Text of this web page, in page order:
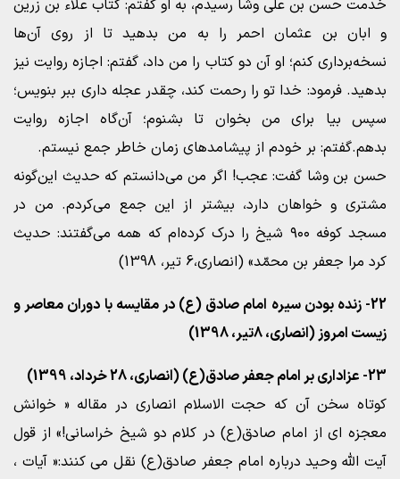
خدمت حسن بن علی وشا رسیدم، به او گفتم: کتاب علاء بن زرین
و ابان بن عثمان احمر را به من بدهید تا از روی آن‌ها
نسخه‌برداری کنم؛ او آن دو کتاب را من داد، گفتم: اجازه روایت نیز
بدهید. فرمود: خدا تو را رحمت کند، چقدر عجله داری ببر بنویس؛
سپس بیا برای من بخوان تا بشنوم؛ آن‌گاه اجازه روایت
بدهم.گفتم: بر خودم از پیشامدهای زمان خاطر جمع نیستم.
حسن بن وشا گفت: عجب! اگر من می‌دانستم که حدیث این‌گونه
مشتری و خواهان دارد، بیشتر از این جمع می‌کردم. من در
مسجد کوفه ۹۰۰ شیخ را درک کرده‌ام که همه می‌گفتند: حدیث
کرد مرا جعفر بن محمّد» (انصاری،6 تیر، 1398)
22- زنده بودن سیره امام صادق (ع) در مقایسه با دوران معاصر و
زیست امروز (انصاری، 8تیر، 1398)
23- عزاداری بر امام جعفر صادق(ع) (انصاری، 28 خرداد، 1399)
کوتاه سخن آن که حجت الاسلام انصاری در مقاله « خوانش
معجزه ای از امام صادق(ع) در کلام دو شیخ خراسانی!» از قول
آیت الله وحید درباره امام جعفر صادق(ع) نقل می کنند:« آیات ،